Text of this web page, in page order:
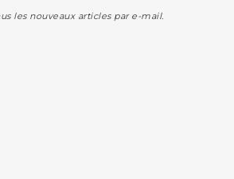
les nouveaux articles par e-mail.